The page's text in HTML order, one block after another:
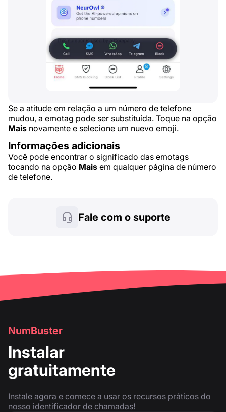
Se a atitude em relação a um número de telefone
mudou, a emotag pode ser substituída. Toque na opção
Mais novamente e selecione um nuevo emoji.
Informações adicionais
Você pode encontrar o significado das emotags
tocando na opção Mais em qualquer página de número
de telefone.
Fale com o suporte
NumBuster
Instalar
gratuitamente
Instale agora e comece a usar os recursos práticos do
nosso identificador de chamadas!